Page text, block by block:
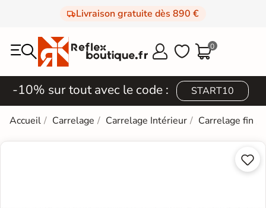
Livraison gratuite dès 890 €
  0
-10% sur tout avec le code : START10
Accueil Carrelage Carrelage Intérieur Carrelage fin

